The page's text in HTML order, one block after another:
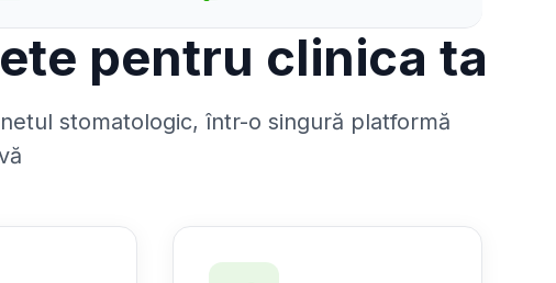
pentru clinica ta
stomatologic, într-o singură platformă